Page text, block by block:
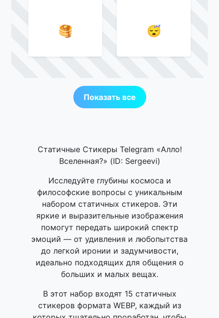
🥞 😴
Показать все
Статичные Стикеры Telegram «Алло!
Вселенная?» (ID: Sergeevi)
Исследуйте глубины космоса и
философские вопросы с уникальным
набором статичных стикеров. Эти
яркие и выразительные изображения
помогут передать широкий спектр
эмоций — от удивления и любопытства
до легкой иронии и задумчивости,
идеально подходящих для общения о
больших и малых вещах.
В этот набор входят 15 статичных
стикеров формата WEBP, каждый из